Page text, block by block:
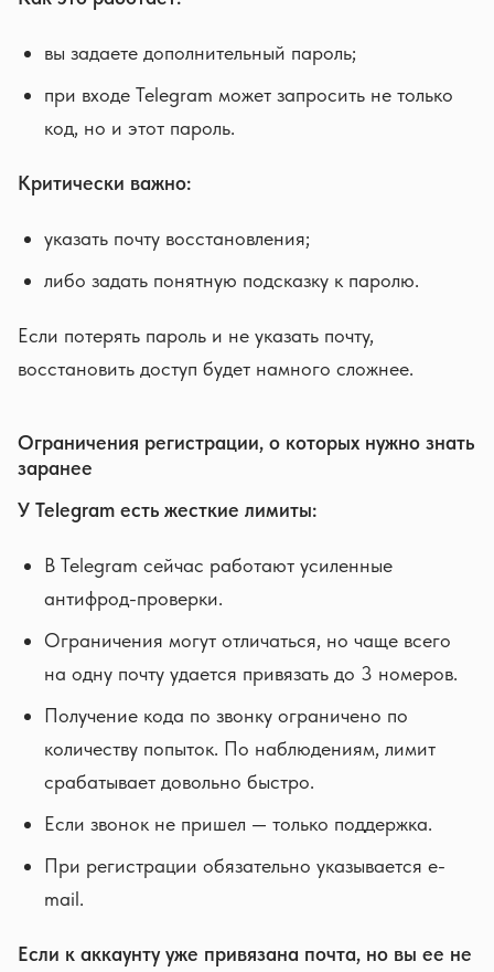
вы задаете дополнительный пароль;
при входе Telegram может запросить не только
код, но и этот пароль.
Критически важно:
указать почту восстановления;
либо задать понятную подсказку к паролю.
Если потерять пароль и не указать почту,
восстановить доступ будет намного сложнее.
Ограничения регистрации, о которых нужно знать
заранее
У Telegram есть жесткие лимиты:
В Telegram сейчас работают усиленные
антифрод-проверки.
Ограничения могут отличаться, но чаще всего
на одну почту удается привязать до 3 номеров.
Получение кода по звонку ограничено по
количеству попыток. По наблюдениям, лимит
срабатывает довольно быстро.
Если звонок не пришел — только поддержка.
При регистрации обязательно указывается e-
mail.
Если к аккаунту уже привязана почта, но вы ее не